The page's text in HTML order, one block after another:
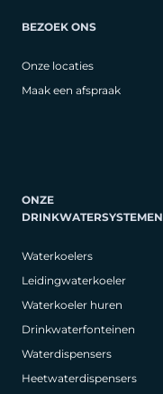
BEZOEK ONS
Onze locaties
Maak een afspraak
ONZE
DRINKWATERSYSTEMEN
Waterkoelers
Leidingwaterkoeler
Waterkoeler huren
Drinkwaterfonteinen
Waterdispensers
Heetwaterdispensers